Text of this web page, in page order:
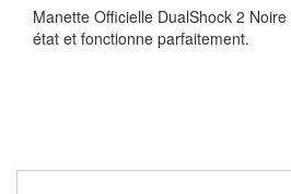
Manette Officielle DualShock 2
état et fonctionne parfaitement.